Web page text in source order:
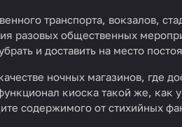
транспорта, вокзалов,
разовых общественных
и доставить на место
ночных магазинов, где
киоска такой же, как у
содержимого от стихийных